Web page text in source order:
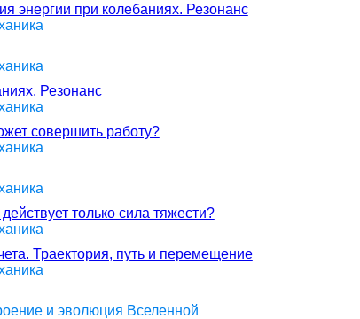
энергии при колебаниях. Резонанс
Резонанс
совершить работу?
только сила тяжести?
Траектория, путь и перемещение
и эволюция Вселенной